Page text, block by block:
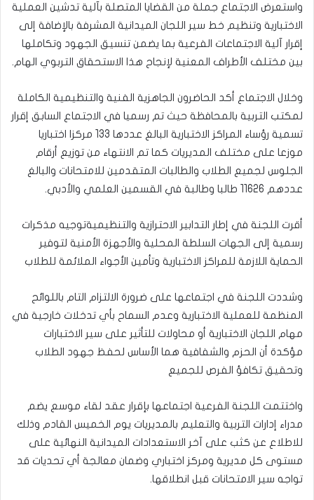
​واستعرض الاجتماع جملة من القضايا المتصلة بآلية تدشين العملية
الاختبارية وتنظيم خط سير اللجان الميدانية المشرفة بالإضافة إلى
إقرار آلية الاجتماعات الفرعية بما يضمن تنسيق الجهود وتكاملها
بين مختلف الأطراف المعنية لإنجاح هذا الاستحقاق التربوي الهام.
​وخلال الاجتماع أكد الحاضرون الجاهزية الفنية والتنظيمية الكاملة
لمكتب التربية بالمحافظة حيث تم رسميا في الاجتماع السابق إقرار
تسمية رؤساء المراكز الاختبارية البالغ عددها 133 مركزا اختباريا
موزعا على مختلف المديريات كما تم الانتهاء من توزيع أرقام
الجلوس لجميع الطلاب والطالبات المتقدمين للامتحانات والبالغ
عددهم 11626 طالبا وطالبة في القسمين العلمي والأدبي.
أقرت اللجنة​ في إطار التدابير الاحترازية والتنظيميةتوجيه مذكرات
رسمية إلى الجهات السلطة المحلية والأجهزة الأمنية لتوفير
الحماية اللازمة للمراكز الاختبارية وتأمين الأجواء الملائمة للطلاب
​وشددت اللجنة في اجتماعها على ضرورة الالتزام التام باللوائح
المنظمة للعملية الاختبارية وعدم السماح بأي تدخلات خارجية في
مهام اللجان الاختبارية أو محاولات للتأثير على سير الاختبارات
مؤكدة أن الحزم والشفافية هما الأساس لحفظ جهود الطلاب
وتحقيق تكافؤ الفرص للجميع
​واختتمت اللجنة الفرعية اجتماعها بإقرار عقد لقاء موسع يضم
مدراء إدارات التربية والتعليم بالمديريات يوم الخميس القادم وذلك
للاطلاع عن كثب على آخر الاستعدادات الميدانية النهائية على
مستوى كل مديرية ومركز اختباري وضمان معالجة أي تحديات قد
تواجه سير الامتحانات قبل انطلاقها.